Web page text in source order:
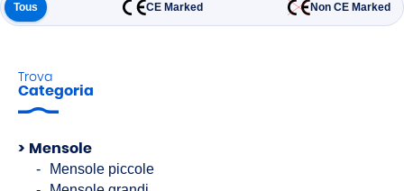
Tous CE Marked Non CE Marked
Trova
Categoria
Mensole
Mensole piccole